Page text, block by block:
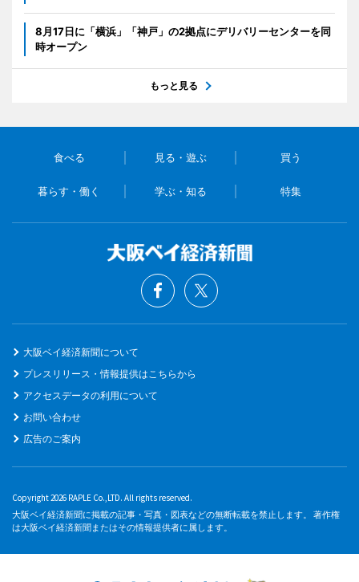
8月17日に「横浜」「神戸」の2拠点にデリバリーセンターを同
時オープン
もっと見る
食べる 見る・遊ぶ 買う
暮らす・働く 学ぶ・知る 特集
大阪ベイ経済新聞について
プレスリリース・情報提供はこちらから
アクセスデータの利用について
お問い合わせ
広告のご案内
Copyright 2026 RAPLE Co.,LTD. All rights reserved.
大阪ベイ経済新聞に掲載の記事・写真・図表などの無断転載を禁止します。 著作権
は大阪ベイ経済新聞またはその情報提供者に属します。